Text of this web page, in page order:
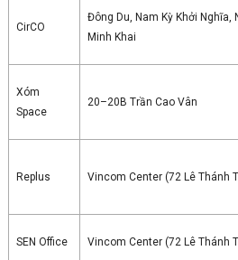
CirCO
Đông Du, Nam Kỳ Khởi Nghĩa,
Minh Khai
Xóm
Space
20–20B Trần Cao Vân
Replus Vincom Center (72 Lê Thánh
SEN Office Vincom Center (72 Lê Thánh